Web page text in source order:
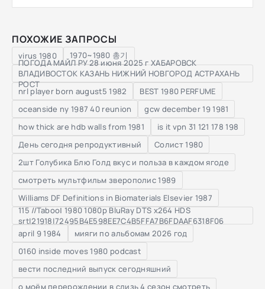
ПОХОЖИЕ ЗАПРОСЫ
virus 1980 1970~1980 총기
ПОГОДА МАЙЛ РУ 28 июня 2025 г ХАБАРОВСК
ВЛАДИВОСТОК КАЗАНЬ НИЖНИЙ НОВГОРОД АСТРАХАНЬ
РОСТ
nrl player born august5 1982
BEST 1980 PERFUME
oceanside ny 1987 40 reunion
gcw december 19 1981
how thick are hdb walls from 1981
is it vpn 31 121 178 198
День сегодня репродуктивный
Солист 1980
2шт Голубика Блю Голд вкус и польза в каждом ягоде
смотреть мультфильм зверополис 1989
Williams DF Definitions in Biomaterials Elsevier 1987
115 //TabooⅠ 1980 1080p BluRay DTS x264 HDS
srt|21918|72495B4E598EE7C4B5FFA7B6FDAAF6318F06
april 9 1984
мияги по альбомам 2026 год
0160 inside moves 1980 podcast
вести последний выпуск сегодняшний
о моём перерождении в слизь 4 сезон смотреть